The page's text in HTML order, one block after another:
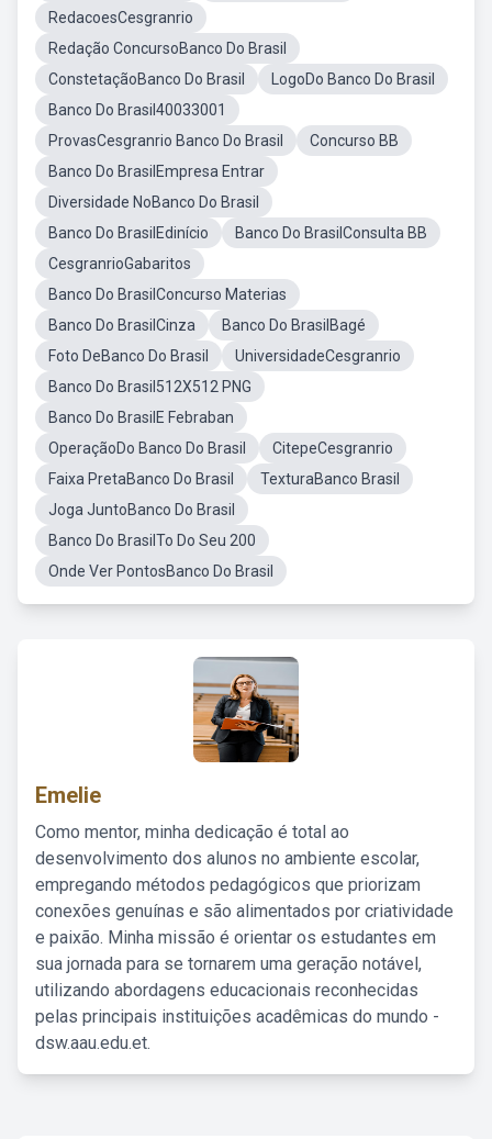
RedacoesCesgranrio
Redação ConcursoBanco Do Brasil
ConstetaçãoBanco Do Brasil
LogoDo Banco Do Brasil
Banco Do Brasil40033001
ProvasCesgranrio Banco Do Brasil
Concurso BB
Banco Do BrasilEmpresa Entrar
Diversidade NoBanco Do Brasil
Banco Do BrasilEdinício
Banco Do BrasilConsulta BB
CesgranrioGabaritos
Banco Do BrasilConcurso Materias
Banco Do BrasilCinza
Banco Do BrasilBagé
Foto DeBanco Do Brasil
UniversidadeCesgranrio
Banco Do Brasil512X512 PNG
Banco Do BrasilE Febraban
OperaçãoDo Banco Do Brasil
CitepeCesgranrio
Faixa PretaBanco Do Brasil
TexturaBanco Brasil
Joga JuntoBanco Do Brasil
Banco Do BrasilTo Do Seu 200
Onde Ver PontosBanco Do Brasil
Emelie
Como mentor, minha dedicação é total ao
desenvolvimento dos alunos no ambiente escolar,
empregando métodos pedagógicos que priorizam
conexões genuínas e são alimentados por criatividade
e paixão. Minha missão é orientar os estudantes em
sua jornada para se tornarem uma geração notável,
utilizando abordagens educacionais reconhecidas
pelas principais instituições acadêmicas do mundo -
dsw.aau.edu.et.